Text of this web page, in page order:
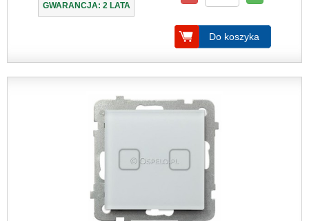
GWARANCJA: 2 LATA
Do koszyka